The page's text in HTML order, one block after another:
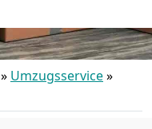
» Umzugsservice»